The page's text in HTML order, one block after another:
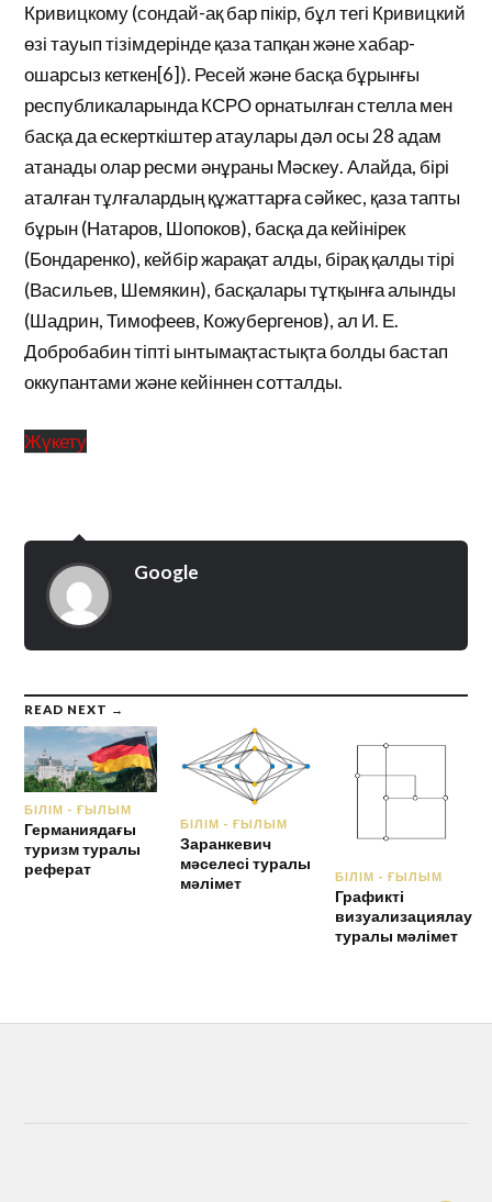
Кривицкому (сондай-ақ бар пікір, бұл тегі Кривицкий
өзі тауып тізімдерінде қаза тапқан және хабар-
ошарсыз кеткен[6]). Ресей және басқа бұрынғы
республикаларында КСРО орнатылған стелла мен
басқа да ескерткіштер атаулары дәл осы 28 адам
атанады олар ресми әнұраны Мәскеу. Алайда, бірі
аталған тұлғалардың құжаттарға сәйкес, қаза тапты
бұрын (Натаров, Шопоков), басқа да кейінірек
(Бондаренко), кейбір жарақат алды, бірақ қалды тірі
(Васильев, Шемякин), басқалары тұтқынға алынды
(Шадрин, Тимофеев, Кожубергенов), ал И. Е.
Добробабин тіпті ынтымақтастықта болды бастап
оккупантами және кейіннен сотталды.
Жүкету
Google
READ NEXT →
БІЛІМ - ҒЫЛЫМ
Германиядағы
туризм туралы
реферат
БІЛІМ - ҒЫЛЫМ
Заранкевич
мәселесі туралы
мәлімет
БІЛІМ - ҒЫЛЫМ
Графикті
визуализациялау
туралы мәлімет